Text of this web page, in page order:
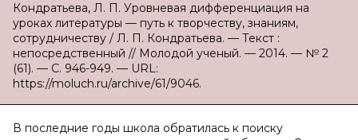
Кондратьева, Л. П. Уровневая дифференциация на
уроках литературы — путь к творчеству, знаниям,
сотрудничеству / Л. П. Кондратьева. — Текст :
непосредственный // Молодой ученый. — 2014. — № 2
(61). — С. 946-949. — URL:
https://moluch.ru/archive/61/9046.
В последние годы школа обратилась к поиску